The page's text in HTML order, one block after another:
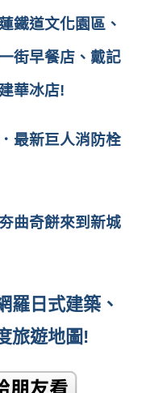
鐵道文化園區、
街早餐店、戴記
華冰店!
最新巨人消防栓
曲奇餅來到新城
羅日式建築、
旅遊地圖!